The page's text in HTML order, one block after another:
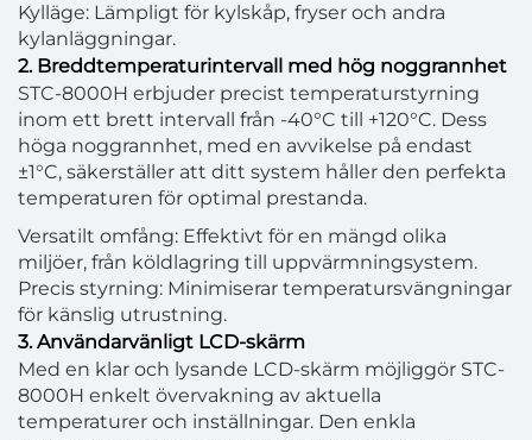
Kylläge: Lämpligt för kylskåp, fryser och andra
kylanläggningar.
2. Breddtemperaturintervall med hög noggrannhet
STC-8000H erbjuder precist temperaturstyrning
inom ett brett intervall från -40°C till +120°C. Dess
höga noggrannhet, med en avvikelse på endast
±1°C, säkerställer att ditt system håller den perfekta
temperaturen för optimal prestanda.
Versatilt omfång: Effektivt för en mängd olika
miljöer, från köldlagring till uppvärmningsystem.
Precis styrning: Minimiserar temperatursvängningar
för känslig utrustning.
3. Användarvänligt LCD-skärm
Med en klar och lysande LCD-skärm möjliggör STC-
8000H enkelt övervakning av aktuella
temperaturer och inställningar. Den enkla